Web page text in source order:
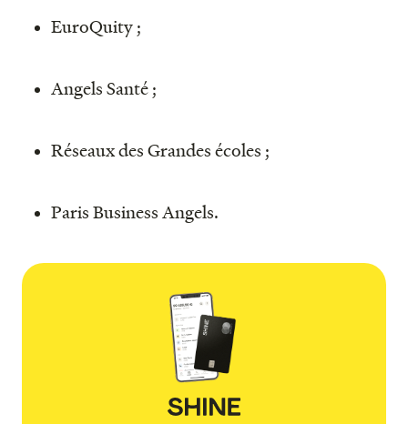
EuroQuity ;
Angels Santé ;
Réseaux des Grandes écoles ;
Paris Business Angels.